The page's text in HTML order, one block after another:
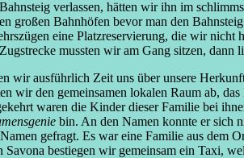
verlassen, hätten wir ihn im
großen Bahnhöfen bevor man den
eine Platzreservierung, die wir
mussten wir am Gang sitzen, dann
wir ausführlich Zeit uns über unsere
wir den gemeinsamen lokalen Raum ab,
waren die Kinder dieser Familie bei
bin. An den Namen konnte er sich
gefragt. Es war eine Familie aus dem
bestiegen wir gemeinsam ein Taxi,